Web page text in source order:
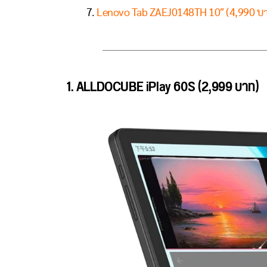
Lenovo Tab ZAEJ0148TH 10″ (4,990 บ
1. ALLDOCUBE iPlay 60S (2,999 บาท)